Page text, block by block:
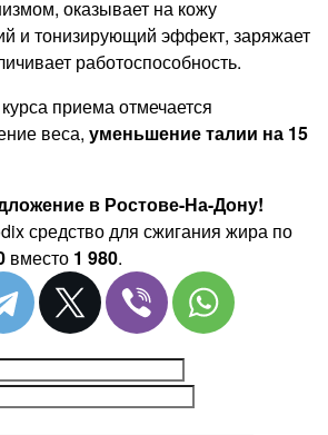
оказывает на кожу
и тонизирующий эффект, заряжает
работоспособность.
приема отмечается
веса, уменьшение талии на 15
в Ростове-На-Дону!
средство для сжигания жира по
вместо 1 980.